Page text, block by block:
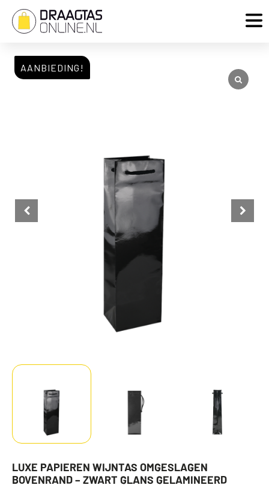
AANBIEDING!
LUXE PAPIEREN WIJNTAS OMGESLAGEN
BOVENRAND – ZWART GLANS GELAMINEERD